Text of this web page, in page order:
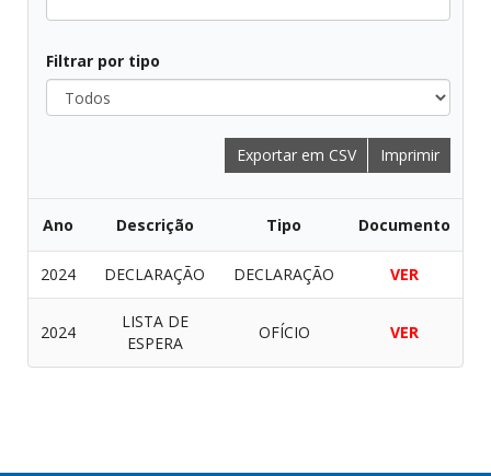
Filtrar por tipo
Exportar em CSV Imprimir
Ano Descrição Tipo Documento
2024 DECLARAÇÃO DECLARAÇÃO VER
2024
LISTA DE
ESPERA
OFÍCIO VER